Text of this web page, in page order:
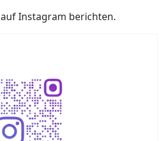
Instagram berichten.